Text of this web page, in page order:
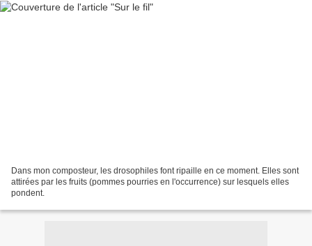
Dans mon composteur, les drosophiles font ripaille en ce moment. Elles sont
attirées par les fruits (pommes pourries en l'occurrence) sur lesquels elles
pondent.